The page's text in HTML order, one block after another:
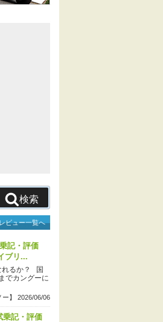
検索
ビュー一覧へ
記・評価
ブリ...
れるか？ 国
でカングーに
ー】 2026/06/06
乗記・評価